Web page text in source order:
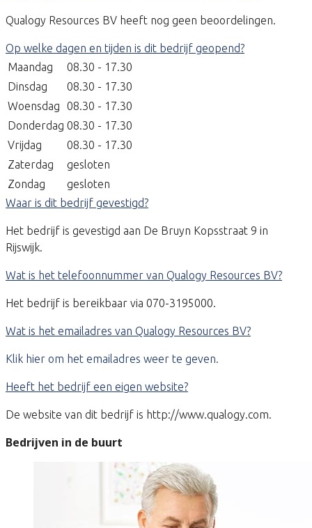
Qualogy Resources BV heeft nog geen beoordelingen.
Op welke dagen en tijden is dit bedrijf geopend?
Maandag
08.30 - 17.30
Dinsdag
08.30 - 17.30
Woensdag
08.30 - 17.30
Donderdag 08.30 - 17.30
Vrijdag
08.30 - 17.30
Zaterdag
gesloten
Zondag
gesloten
Waar is dit bedrijf gevestigd?
Het bedrijf is gevestigd aan De Bruyn Kopsstraat 9 in
Rijswijk.
Wat is het telefoonnummer van Qualogy Resources BV?
Het bedrijf is bereikbaar via 070-3195000.
Wat is het emailadres van Qualogy Resources BV?
Klik hier om het emailadres weer te geven.
Heeft het bedrijf een eigen website?
De website van dit bedrijf is http://www.qualogy.com.
Bedrijven in de buurt